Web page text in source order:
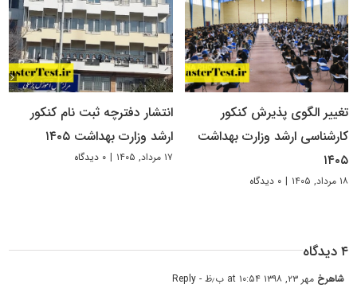
تغییر الگوی پذیرش کنکور
کارشناسی ارشد وزارت بهداشت
۱۴۰۵
۱۸ مرداد, ۱۴۰۵ | ۰ دیدگاه
انتشار دفترچه ثبت نام کنکور
ارشد وزارت بهداشت ۱۴۰۵
۱۷ مرداد, ۱۴۰۵ | ۰ دیدگاه
۴ دیدگاه
شاهرخ مهر ۲۳, ۱۳۹۸ at ۱۰:۵۴ ب٫ظ - Reply